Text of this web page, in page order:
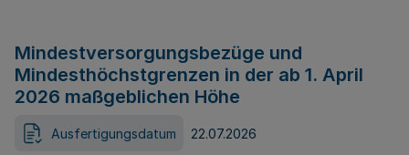
Mindestversorgungsbezüge und
Mindesthöchstgrenzen in der ab 1. April
2026 maßgeblichen Höhe
Ausfertigungsdatum 22.07.2026